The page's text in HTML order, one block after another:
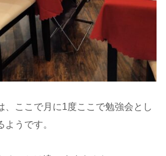
、ここで月に1度ここで勉強会とし
うです。